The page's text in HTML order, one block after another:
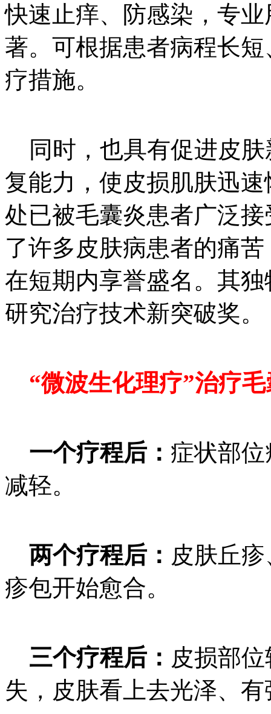
快速止痒、防感染，专
著。可根据患者病程长
疗措施。
同时，也具有促进皮肤
复能力，使皮损肌肤迅
处已被毛囊炎患者广泛
了许多皮肤病患者的痛
在短期内享誉盛名。其
研究治疗技术新突破奖。
“微波生化理疗”治疗
一个疗程后： 症状部
减轻。
两个疗程后： 皮肤丘
疹包开始愈合。
三个疗程后： 皮损部
失，皮肤看上去光泽、有